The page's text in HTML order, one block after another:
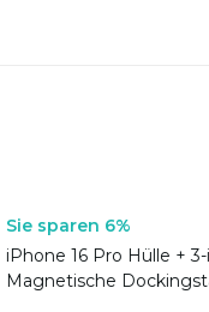
Sie sparen 6%
iPhone 16 Pro Hülle + 3-
Magnetische